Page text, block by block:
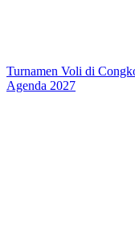
Turnamen Voli di
Agenda 2027